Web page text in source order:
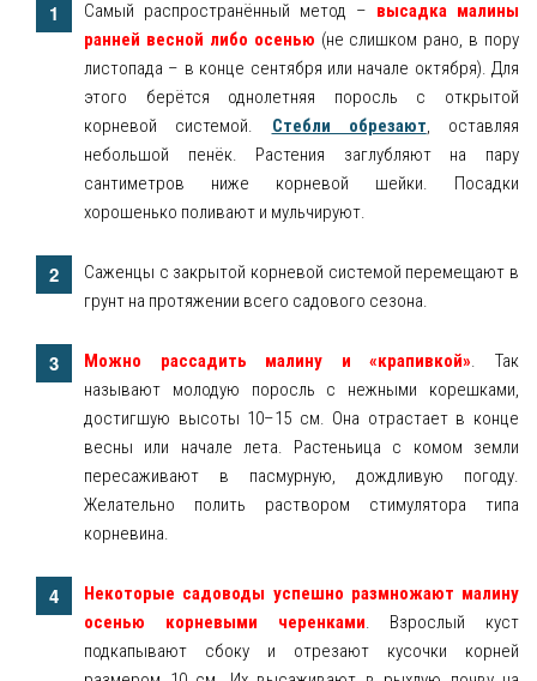
Самый распространённый метод – высадка малины
ранней весной либо осенью (не слишком рано, в пору
листопада – в конце сентября или начале октября). Для
этого берётся однолетняя поросль с открытой
корневой системой. Стебли обрезают, оставляя
небольшой пенёк. Растения заглубляют на пару
сантиметров ниже корневой шейки. Посадки
хорошенько поливают и мульчируют.
Саженцы с закрытой корневой системой перемещают в
грунт на протяжении всего садового сезона.
Можно рассадить малину и «крапивкой». Так
называют молодую поросль с нежными корешками,
достигшую высоты 10–15 см. Она отрастает в конце
весны или начале лета. Растеньица с комом земли
пересаживают в пасмурную, дождливую погоду.
Желательно полить раствором стимулятора типа
корневина.
Некоторые садоводы успешно размножают малину
осенью корневыми черенками. Взрослый куст
подкапывают сбоку и отрезают кусочки корней